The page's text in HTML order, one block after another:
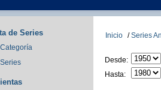
de Series Inicio / Series
Desde:
Hasta: